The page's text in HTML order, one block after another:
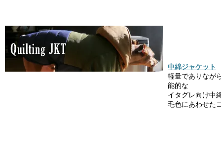
中綿ジャケット
軽量でありなが
能的な
イタグレ向け中
毛色にあわせた